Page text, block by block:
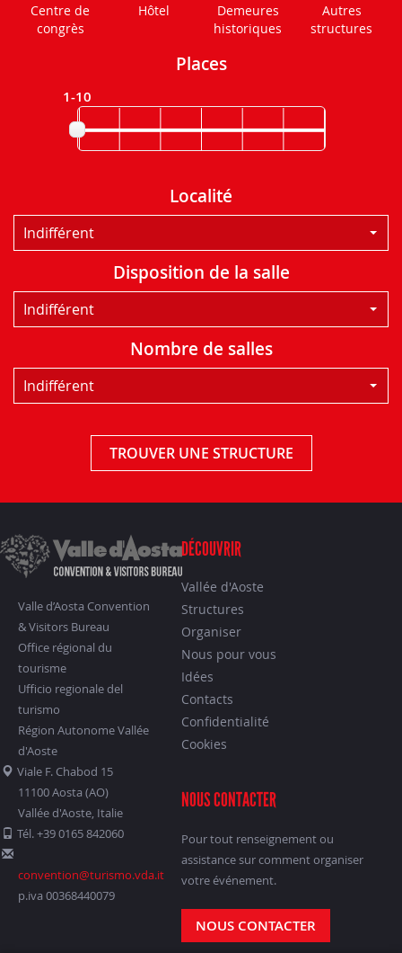
Centre de
congrès
Hôtel
Demeures
historiques
Autres
structures
Places
1-10
Localité
Indifférent
Disposition de la salle
Indifférent
Nombre de salles
Indifférent
TROUVER UNE STRUCTURE
Valle d’Aosta Convention
& Visitors Bureau
Office régional du
tourisme
Ufficio regionale del
turismo
Région Autonome Vallée
d'Aoste
Viale F. Chabod 15
11100 Aosta (AO)
Vallée d'Aoste, Italie
Tél. +39 0165 842060
convention@turismo.vda.it
p.iva 00368440079
DÉCOUVRIR
Vallée d'Aoste
Structures
Organiser
Nous pour vous
Idées
Contacts
Confidentialité
Cookies
NOUS CONTACTER
Pour tout renseignement ou
assistance sur comment organiser
votre événement.
NOUS CONTACTER